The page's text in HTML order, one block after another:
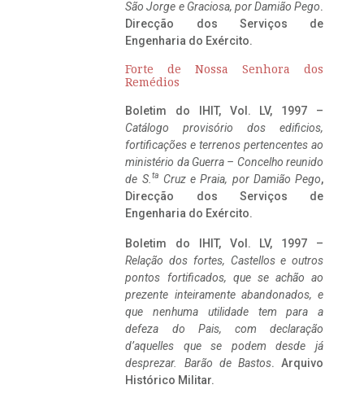
São Jorge e Graciosa, por Damião Pego.
Direcção dos Serviços de
Engenharia do Exército.
Forte de Nossa Senhora dos
Remédios
Boletim do IHIT, Vol. LV, 1997 –
Catálogo provisório dos edificios,
fortificações e terrenos pertencentes ao
ministério da Guerra – Concelho reunido
de S. ta Cruz e Praia, por Damião Pego,
Direcção dos Serviços de
Engenharia do Exército.
Boletim do IHIT, Vol. LV, 1997 –
Relação dos fortes, Castellos e outros
pontos fortificados, que se achão ao
prezente inteiramente abandonados, e
que nenhuma utilidade tem para a
defeza do Pais, com declaração
d’aquelles que se podem desde já
desprezar. Barão de Bastos. Arquivo
Histórico Militar.